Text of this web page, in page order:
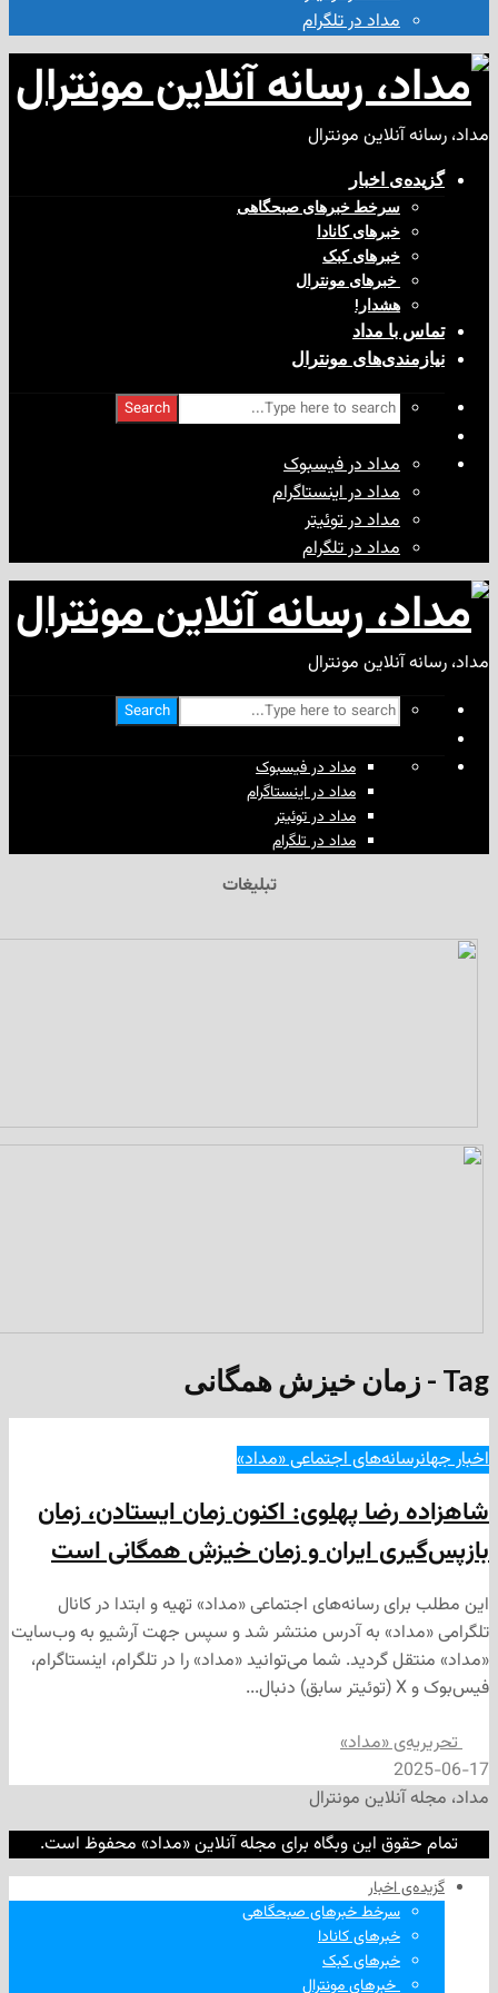
مداد در تلگرام
مونترال
اخبار
سرخط خبرهای صبحگاهی
خبرهای کانادا
خبرهای کبک
‌ خبرهای مونترال
مداد
مونترال
Search
مداد در فیسبوک
مداد در اینستاگرام
مداد در توئیتر
مداد در تلگرام
مونترال
Search
مداد در فیسبوک
مداد در اینستاگرام
مداد در توئیتر
مداد در تلگرام
اجتماعی «مداد»
پهلوی: اکنون زمان ایستادن، زمان
ایران و زمان خیزش همگانی است
رسانه‌های اجتماعی «مداد» تهیه و ابتدا در کانال
به آدرس منتشر شد و سپس جهت آرشیو به وب‌سایت
گردید. شما می‌توانید «مداد» را در تلگرام، اینستاگرام،
«مداد»
مونترال
این وبگاه برای مجله آنلاین «مداد» محفوظ است.
اخبار
سرخط خبرهای صبحگاهی
خبرهای کانادا
خبرهای کبک
‌ خبرهای مونترال